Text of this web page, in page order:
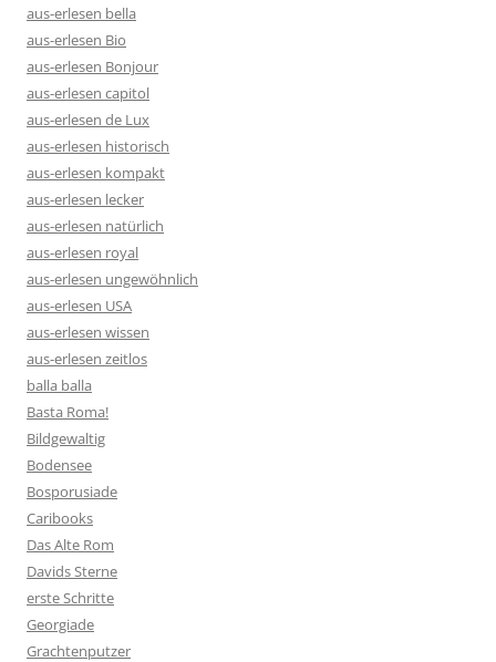
aus-erlesen bella
aus-erlesen Bio
aus-erlesen Bonjour
aus-erlesen capitol
aus-erlesen de Lux
aus-erlesen historisch
aus-erlesen kompakt
aus-erlesen lecker
aus-erlesen natürlich
aus-erlesen royal
aus-erlesen ungewöhnlich
aus-erlesen USA
aus-erlesen wissen
aus-erlesen zeitlos
balla balla
Basta Roma!
Bildgewaltig
Bodensee
Bosporusiade
Caribooks
Das Alte Rom
Davids Sterne
erste Schritte
Georgiade
Grachtenputzer